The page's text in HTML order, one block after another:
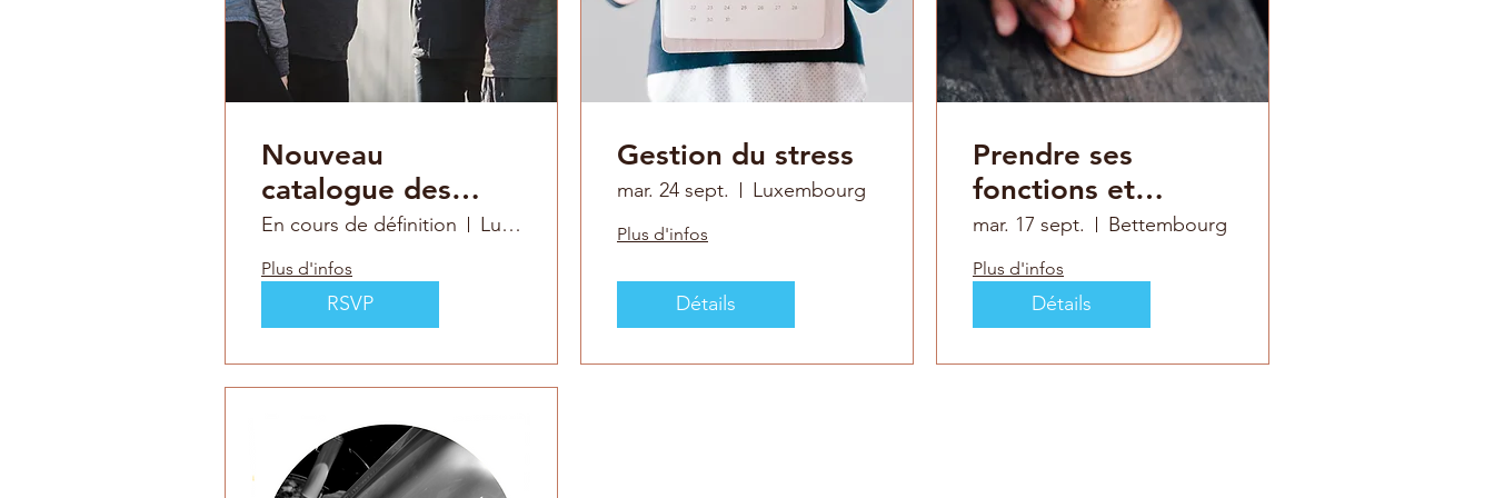
Nouveau
catalogue des
formations en
cours
d'élaboration
En cours de définition Luxembourg
Plus d'infos
RSVP
Gestion du stress
mar. 24 sept. Luxembourg
Plus d'infos
Détails
Prendre ses
fonctions et
installer la
confiance
mar. 17 sept. Bettembourg
Plus d'infos
Détails